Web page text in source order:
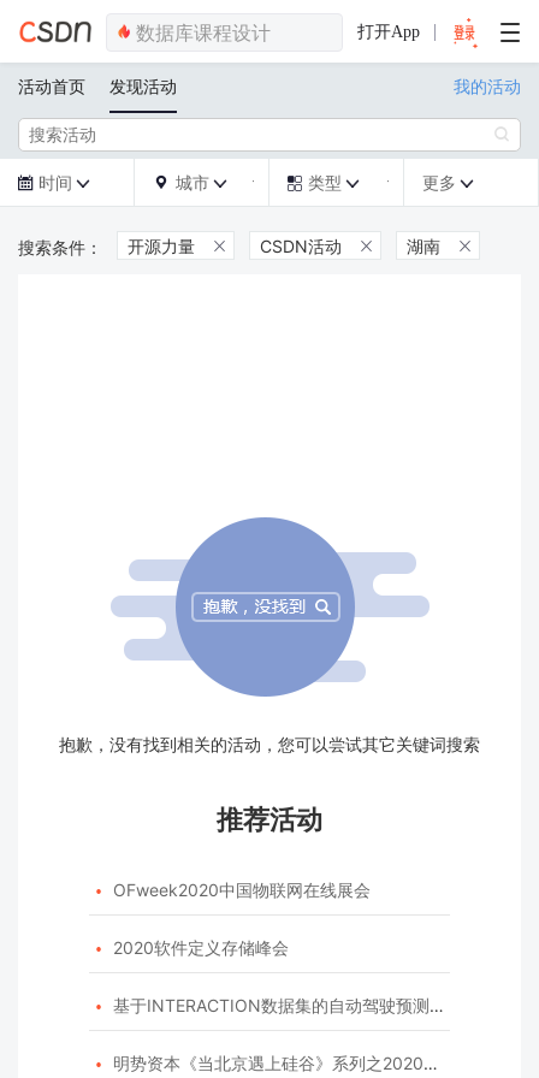
打开App
活动首页 发现活动 我的活动

 时间   城市   类型  更多 
开源力量  CSDN活动  湖南 
抱歉，没有找到相关的活动，您可以尝试其它关键词搜索
推荐活动
 OFweek2020中国物联网在线展会
 2020软件定义存储峰会
 基于INTERACTION数据集的自动驾驶预测模型挑战赛
 明势资本《当北京遇上硅谷》系列之2020年度开源峰会